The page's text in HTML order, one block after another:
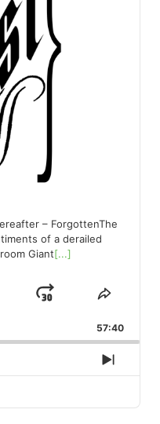
– ForgottenThe
of a derailed
Giant[...]
JUMP
FORWARD
SHARE
57:40
NEXT